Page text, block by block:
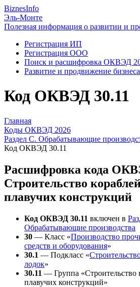
BiznesInfo
Эль-Монте
Полезная информация о развитии и
Регистрация ИП
Регистрация ООО
Поиск и расшифровка ОКВЭД
Развитие и продвижение бизнеса
Код ОКВЭД 30.11
Главная
Коды ОКВЭД 2026
Раздел C. Обрабатывающие
Код ОКВЭД 30.11
Расшифровка кода
Строительство
плавучих конструкций
Код ОКВЭД 30.11 включен в
Обрабатывающие производства
30 — Класс «Производство
средств и оборудования»
30.1 — Подкласс «
лодок»
30.11 — Группа «Строительство
плавучих конструкций»